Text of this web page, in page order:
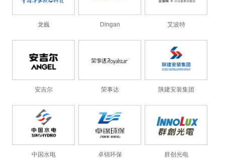
龙巍 Dingan 艾波特
安吉尔 荣事达 陕建安装集团
中国水电 卓锦环保 群创光电